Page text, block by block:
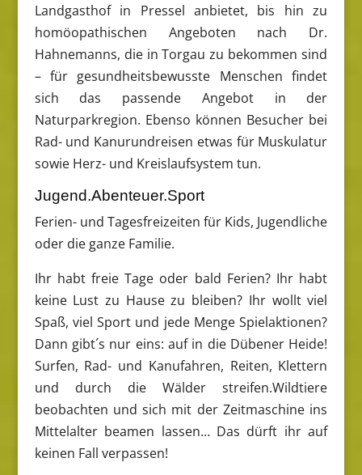
Landgasthof in Pressel anbietet, bis hin zu
homöopathischen Angeboten nach Dr.
Hahnemanns, die in Torgau zu bekommen sind
– für gesundheitsbewusste Menschen findet
sich das passende Angebot in der
Naturparkregion. Ebenso können Besucher bei
Rad- und Kanurundreisen etwas für Muskulatur
sowie Herz- und Kreislaufsystem tun.
Jugend.Abenteuer.Sport
Ferien- und Tagesfreizeiten für Kids, Jugendliche
oder die ganze Familie.
Ihr habt freie Tage oder bald Ferien? Ihr habt
keine Lust zu Hause zu bleiben? Ihr wollt viel
Spaß, viel Sport und jede Menge Spielaktionen?
Dann gibt´s nur eins: auf in die Dübener Heide!
Surfen, Rad- und Kanufahren, Reiten, Klettern
und durch die Wälder streifen.Wildtiere
beobachten und sich mit der Zeitmaschine ins
Mittelalter beamen lassen… Das dürft ihr auf
keinen Fall verpassen!